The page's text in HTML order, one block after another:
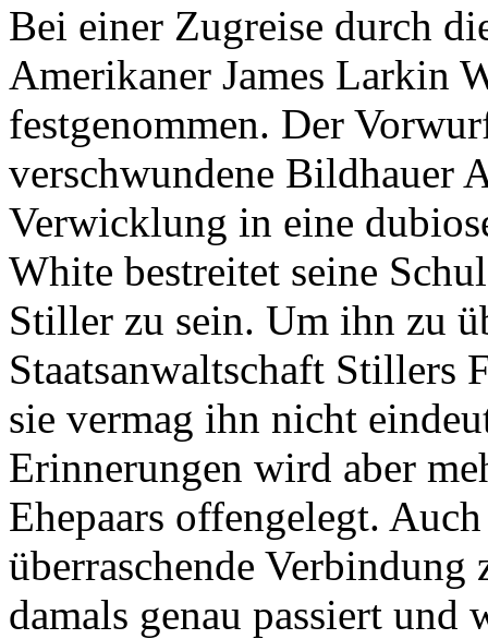
Bei einer Zugreise durch
Amerikaner James Larkin
festgenommen. Der
verschwundene Bildhauer
Verwicklung in eine
White bestreitet seine
Stiller zu sein. Um ihn zu
Staatsanwaltschaft Stillers
sie vermag ihn nicht
Erinnerungen wird aber
Ehepaars offengelegt.
überraschende Verbindung
damals genau passiert